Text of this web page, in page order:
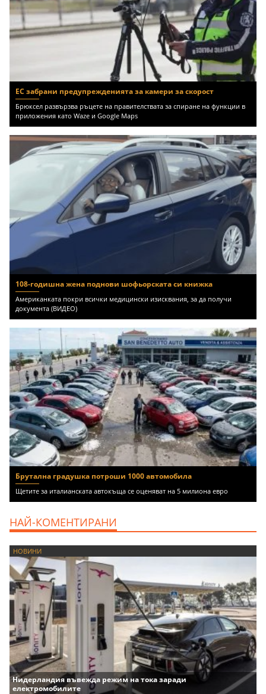
ЕС забрани предупрежденията за камери за скорост
Брюксел развързва ръцете на правителствата за спиране на функции в
приложения като Waze и Google Maps
108-годишна жена поднови шофьорската си книжка
Американката покри всички медицински изисквания, за да получи
документа (ВИДЕО)
Брутална градушка потроши 1000 автомобила
Щетите за италианската автокъща се оценяват на 5 милиона евро
НАЙ-КОМЕНТИРАНИ
НОВИНИ
Нидерландия въвежда режим на тока заради
електромобилите